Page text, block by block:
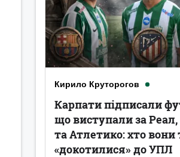
Кирило Круторогов
Карпати підписали
що виступали за
та Атлетико: хто вони
«докотилися» до УПЛ